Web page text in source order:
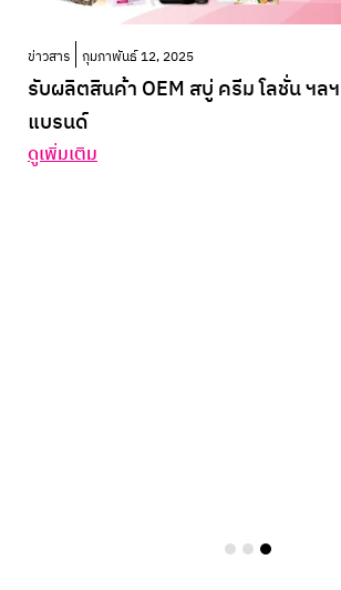
ข่าวสาร กุมภาพันธ์ 12, 2025
รับผลิตสินค้า OEM สบู่ ครีม โลชั่น ฯล
แบรนด์
ดูเพิ่มเติม